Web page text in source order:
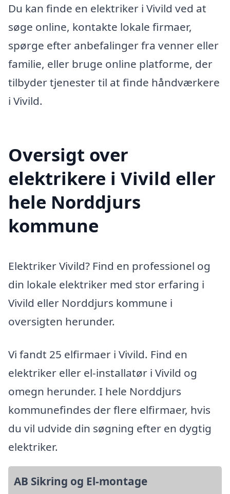
Du kan finde en elektriker i Vivild ved at
søge online, kontakte lokale firmaer,
spørge efter anbefalinger fra venner eller
familie, eller bruge online platforme, der
tilbyder tjenester til at finde håndværkere
i Vivild.
Oversigt over
elektrikere i Vivild eller
hele Norddjurs
kommune
Elektriker Vivild? Find en professionel og
din lokale elektriker med stor erfaring i
Vivild eller Norddjurs kommune i
oversigten herunder.
Vi fandt 25 elfirmaer i Vivild. Find en
elektriker eller el-installatør i Vivild og
omegn herunder. I hele Norddjurs
kommunefindes der flere elfirmaer, hvis
du vil udvide din søgning efter en dygtig
elektriker.
AB Sikring og El-montage